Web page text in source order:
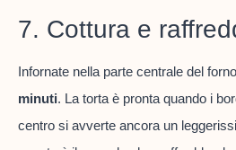
7. Cottura e
Infornate nella parte centrale del
minuti. La torta è pronta quando i
centro si avverte ancora un